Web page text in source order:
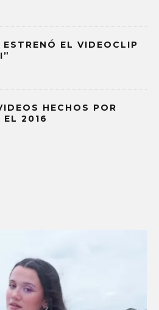
EL VIDEOCLIP
HECHOS POR
EL 2016